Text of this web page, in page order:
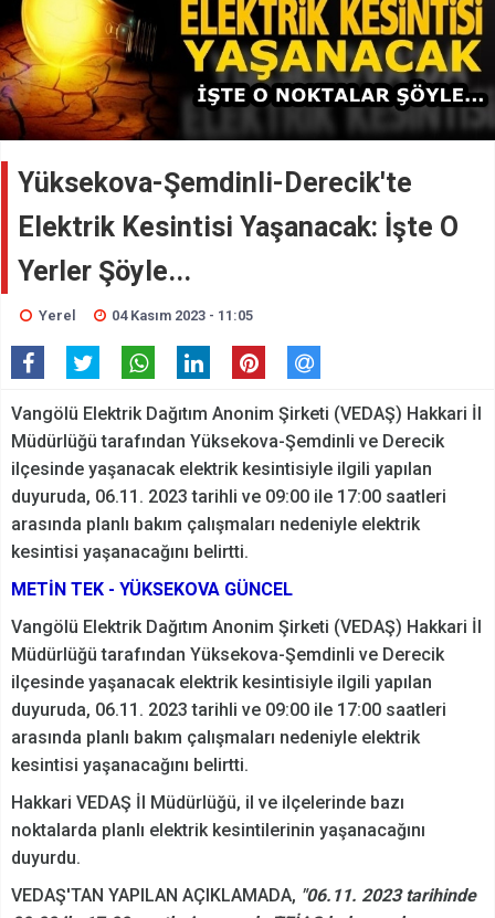
Yüksekova-Şemdinli-Derecik'te
Elektrik Kesintisi Yaşanacak: İşte O
Yerler Şöyle...
Yerel 04 Kasım 2023 - 11:05
Vangölü Elektrik Dağıtım Anonim Şirketi (VEDAŞ) Hakkari İl
Müdürlüğü tarafından Yüksekova-Şemdinli ve Derecik
ilçesinde yaşanacak elektrik kesintisiyle ilgili yapılan
duyuruda, 06.11. 2023 tarihli ve 09:00 ile 17:00 saatleri
arasında planlı bakım çalışmaları nedeniyle elektrik
kesintisi yaşanacağını belirtti.
METİN TEK - YÜKSEKOVA GÜNCEL
Vangölü Elektrik Dağıtım Anonim Şirketi (VEDAŞ) Hakkari İl
Müdürlüğü tarafından Yüksekova-Şemdinli ve Derecik
ilçesinde yaşanacak elektrik kesintisiyle ilgili yapılan
duyuruda, 06.11. 2023 tarihli ve 09:00 ile 17:00 saatleri
arasında planlı bakım çalışmaları nedeniyle elektrik
kesintisi yaşanacağını belirtti.
Hakkari VEDAŞ İl Müdürlüğü, il ve ilçelerinde bazı
noktalarda planlı elektrik kesintilerinin yaşanacağını
duyurdu.
VEDAŞ'TAN YAPILAN AÇIKLAMADA, "06.11. 2023 tarihinde